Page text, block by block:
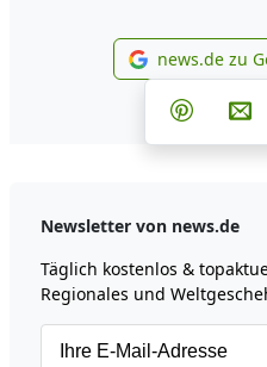
news.de zu
Teilen
Teilen
Newsletter von news.de
Täglich kostenlos &
Regionales und